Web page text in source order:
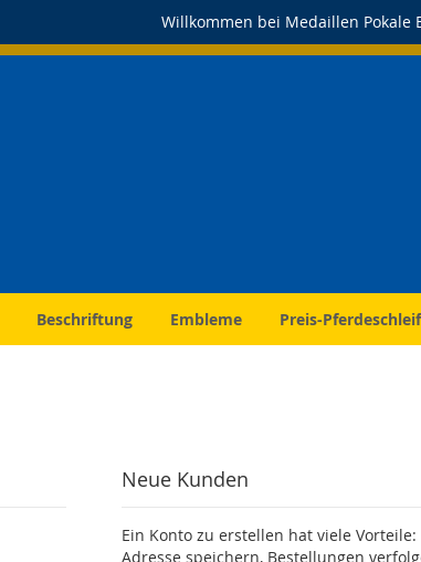
Willkommen bei Medaillen Pokale
Beschriftung Embleme Preis-
Neue Kunden
Ein Konto zu erstellen hat viele
Adresse speichern, Bestellungen